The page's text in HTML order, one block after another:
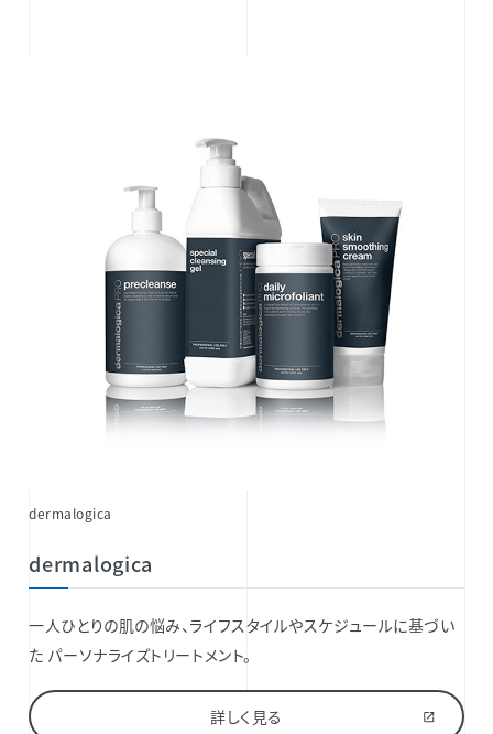
dermalogica
dermalogica
一人ひとりの肌の悩み、ライフスタイルやスケジュールに基づい
た パーソナライズトリートメント。
詳しく見る